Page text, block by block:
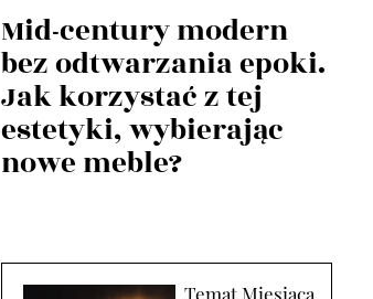
Mid-century modern
bez odtwarzania epoki.
Jak korzystać z tej
estetyki, wybierając
nowe meble?